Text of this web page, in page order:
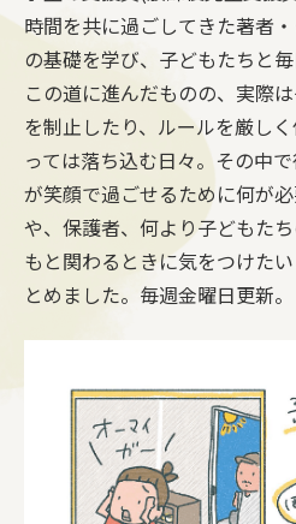
時間を共に過ごしてきた著者
の基礎を学び、子どもたちと
この道に進んだものの、実際
を制止したり、ルールを厳し
っては落ち込む日々。その中
が笑顔で過ごせるために何が
や、保護者、何より子どもた
もと関わるときに気をつけた
とめました。毎週金曜日更新。